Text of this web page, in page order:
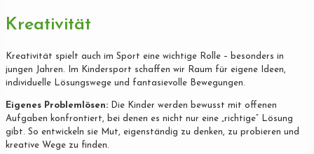
Kreativität
Kreativität spielt auch im Sport eine wichtige Rolle – besonders in
jungen Jahren. Im Kindersport schaffen wir Raum für eigene Ideen,
individuelle Lösungswege und fantasievolle Bewegungen.
Eigenes Problemlösen: Die Kinder werden bewusst mit offenen
Aufgaben konfrontiert, bei denen es nicht nur eine „richtige“ Lösung
gibt. So entwickeln sie Mut, eigenständig zu denken, zu probieren und
kreative Wege zu finden.